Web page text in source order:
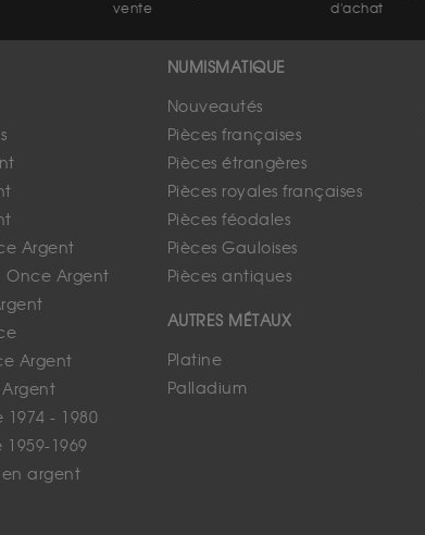
vente
d'achat
Argent
Once Argent
Argent
1974 - 1980
1959-1969
en argent
NUMISMATIQUE
Nouveautés
Pièces françaises
Pièces étrangères
Pièces royales françaises
Pièces féodales
Pièces Gauloises
Pièces antiques
AUTRES MÉTAUX
Platine
Palladium